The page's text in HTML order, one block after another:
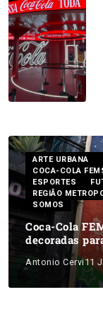
ARTE URBANA
COCA-COLA
ESPORTES
REGIÃO
SOMOS
Coca-Cola
decoradas
Antonio Cervi11